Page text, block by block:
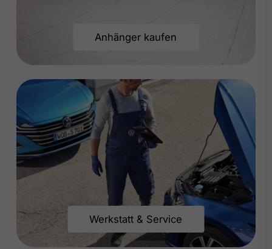
Anhänger kaufen
Werkstatt & Service